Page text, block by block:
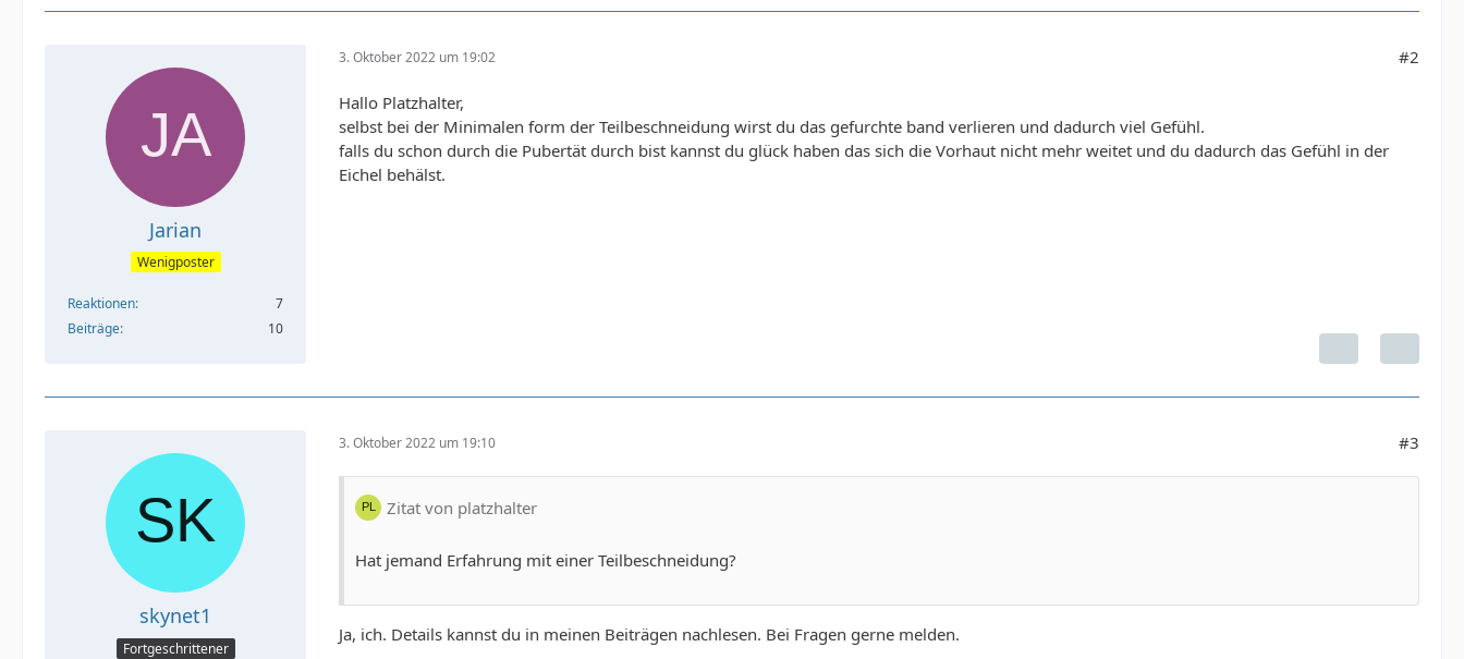
Jarian
Wenigposter
Reaktionen
7
Beiträge
10
3. Oktober 2022 um 19:02 #2
Hallo Platzhalter,
selbst bei der Minimalen form der Teilbeschneidung wirst du das gefurchte band verlieren und dadurch viel Gefühl.
falls du schon durch die Pubertät durch bist kannst du glück haben das sich die Vorhaut nicht mehr weitet und du dadurch das Gefühl in der
Eichel behälst.
skynet1
Fortgeschrittener
3. Oktober 2022 um 19:10 #3
Zitat von platzhalter
Hat jemand Erfahrung mit einer Teilbeschneidung?
Ja, ich. Details kannst du in meinen Beiträgen nachlesen. Bei Fragen gerne melden.